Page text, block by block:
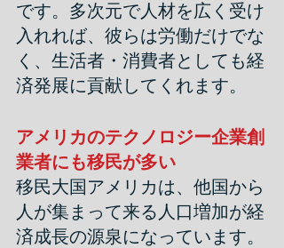
です。多次元で人材を広く受け
入れれば、彼らは労働だけでな
く、生活者・消費者としても経
済発展に貢献してくれます。
アメリカのテクノロジー企業創
業者にも移民が多い
移民大国アメリカは、他国から
人が集まって来る人口増加が経
済成長の源泉になっています。